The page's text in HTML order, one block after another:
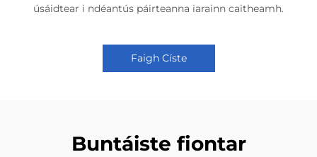
úsáidtear i ndéantús páirteanna iarainn caitheamh.
Faigh Císte
Buntáiste fiontar